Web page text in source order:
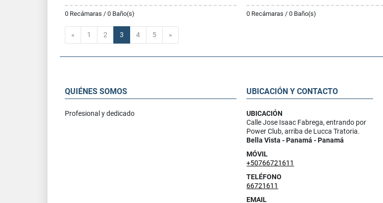
0 Recámaras / 0 Baño(s) 0 Recámaras / 0 Baño(s)
« Anterior
1 2 3 4 5 »
QUIÉNES SOMOS
Profesional y dedicado
UBICACIÓN Y CONTACTO
UBICACIÓN
Calle Jose Isaac Fabrega, entrando por
Power Club, arriba de Lucca Tratoria.
Bella Vista - Panamá - Panamá
MÓVIL
+50766721611
TELÉFONO
66721611
EMAIL